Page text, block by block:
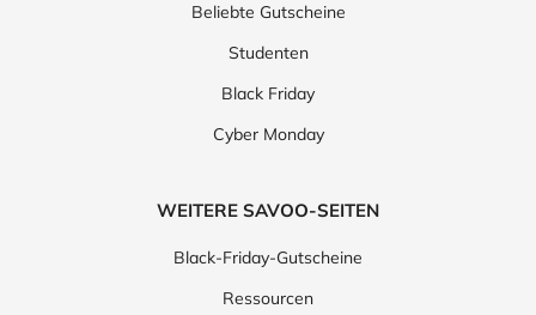
Beliebte Gutscheine
Studenten
Black Friday
Cyber Monday
WEITERE SAVOO-SEITEN
Black-Friday-Gutscheine
Ressourcen